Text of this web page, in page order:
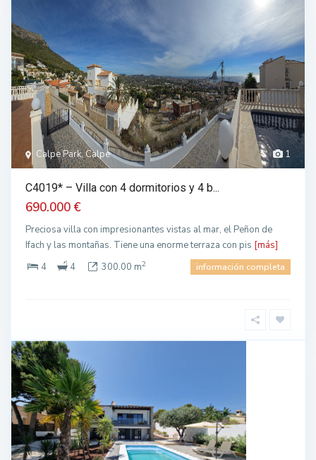
1
Calpe Park, Calpe
C4019* – Villa con 4 dormitorios y 4 b...
690.000 €
Preciosa villa con impresionantes vistas al mar, el Peñon de
Ifach y las montañas. Tiene una enorme terraza con pis [más]
4
4 300.00 m2 información completa